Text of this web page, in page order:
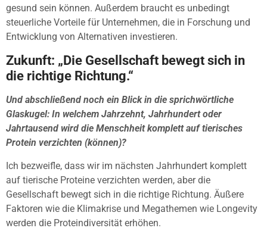
gesund sein können. Außerdem braucht es unbedingt
steuerliche Vorteile für Unternehmen, die in Forschung und
Entwicklung von Alternativen investieren.
Zukunft: „Die Gesellschaft bewegt sich in
die richtige Richtung.“
Und abschließend noch ein Blick in die sprichwörtliche
Glaskugel: In welchem Jahrzehnt, Jahrhundert oder
Jahrtausend wird die Menschheit komplett auf tierisches
Protein verzichten (können)?
Ich bezweifle, dass wir im nächsten Jahrhundert komplett
auf tierische Proteine verzichten werden, aber die
Gesellschaft bewegt sich in die richtige Richtung. Äußere
Faktoren wie die Klimakrise und Megathemen wie Longevity
werden die Proteindiversität erhöhen.